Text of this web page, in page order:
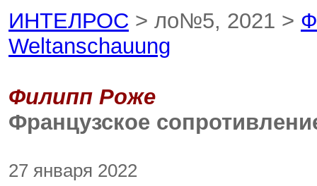
ИНТЕЛРОС > ло№5, 2021 >
Weltanschauung
Филипп Роже
Французское
27 января 2022